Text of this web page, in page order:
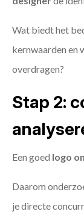
Wat biedt het
kernwaarden en
overdragen?
Stap 2:
Een goed logo
Daarom
je directe